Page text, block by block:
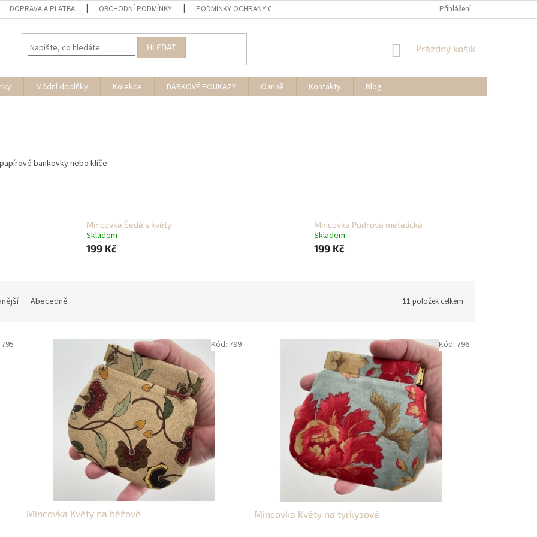
DOPRAVA A PLATBA OBCHODNÍ PODMÍNKY PODMÍNKY OCHRANY OSOBNÍCH ÚDAJŮ REKLAMACE A VRÁCENÍ ZBOŽÍPřihlášení
HLEDAT
NÁKUPNÍ
Prázdný košík
Módní doplňky Kolekce DÁRKOVÉ POUKAZY O mně Kontakty
Blog
bankovky nebo klíče.
Mincovka Šedá s květy
Skladem
199 Kč
Mincovka Pudrová metalická
Skladem
199 Kč
Abecedně 11 položek celkem
795
Mincovka Květy na béžové
Kód: 789
Mincovka Květy na tyrkysové
Kód: 796